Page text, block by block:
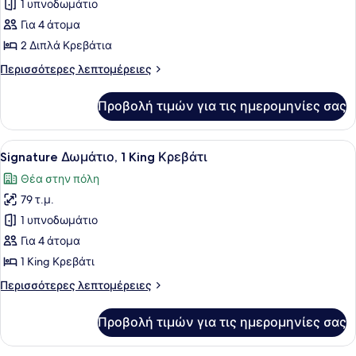
για
Deluxe
Δωμάτιο,
Διπλά
1 υπνοδωμάτιο
Για 4 άτομα
2 Διπλά Κρεβάτια
Περισσότερες λεπτομέρειες
Περισσότερες
Δωμάτιο,
Διπλά
Κρεβάτια
Προβολή τιμών για τις ημερομηνίες σας
Προβολή
όλων
των
φωτογραφιών
για
Signature
Δωμάτιο,
King
Ένα σύγχρονο δωμάτιο
5
Signature Δωμάτιο, 1 King Κρεβάτι
Θέα στην πόλη
79 τ.μ.
1 υπνοδωμάτιο
Για 4 άτομα
1 King Κρεβάτι
Περισσότερες λεπτομέρειες
Περισσότερες
Δωμάτιο,
Προβολή τιμών για τις ημερομηνίες σας